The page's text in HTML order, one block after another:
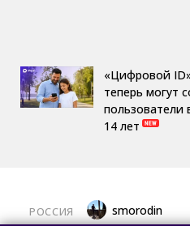
«Цифровой
теперь могут
пользователи
14 лет
РОССИЯ smorodin